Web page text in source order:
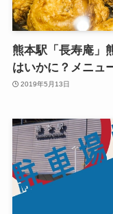
熊本駅「長寿庵」
はいかに？メニュ
2019年5月13日